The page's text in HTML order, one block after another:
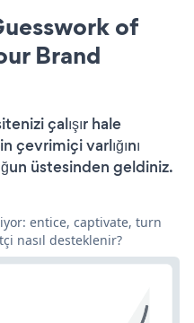
of
Brand
çalışır hale
varlığını
üstesinden geldiniz.
entice, captivate, turn
nasıl desteklenir?